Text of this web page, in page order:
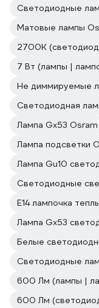
Светодиодные
Матовые лампы
2700К
7 Вт (лампы |
Не диммируемые
Светодиодная
Лампа Gx53 Osram
Лампа подсветки
Лампа Gu10
Светодиодные
E14 лампочка
Лампа Gx53
Белые
Светодиодные
600 Лм (лампы |
600 Лм